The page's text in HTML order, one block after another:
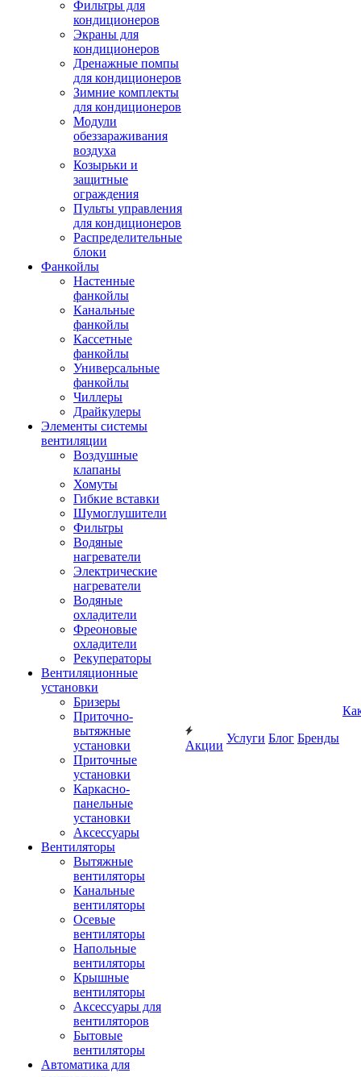
Фильтры для
кондиционеров
Экраны для
кондиционеров
Дренажные помпы
для кондиционеров
Зимние комплекты
для кондиционеров
Модули
обеззараживания
воздуха
Козырьки и
защитные
ограждения
Пульты управления
для кондиционеров
Распределительные
блоки
Фанкойлы
Настенные
фанкойлы
Канальные
фанкойлы
Кассетные
фанкойлы
Универсальные
фанкойлы
Чиллеры
Драйкулеры
Элементы системы
вентиляции
Воздушные
клапаны
Хомуты
Гибкие вставки
Шумоглушители
Фильтры
Водяные
нагреватели
Электрические
нагреватели
Водяные
охладители
Фреоновые
охладители
Рекуператоры
Вентиляционные
установки
Бризеры
Приточно-
вытяжные
установки
Приточные
установки
Каркасно-
панельные
установки
Аксессуары
Вентиляторы
Вытяжные
вентиляторы
Канальные
вентиляторы
Осевые
вентиляторы
Напольные
вентиляторы
Крышные
вентиляторы
Аксессуары для
вентиляторов
Бытовые
вентиляторы
Автоматика для
Акции
Услуги Блог Бренды